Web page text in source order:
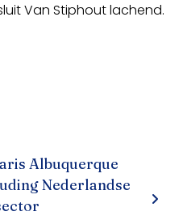
Van Stiphout lachend.
Albuquerque
Nederlandse